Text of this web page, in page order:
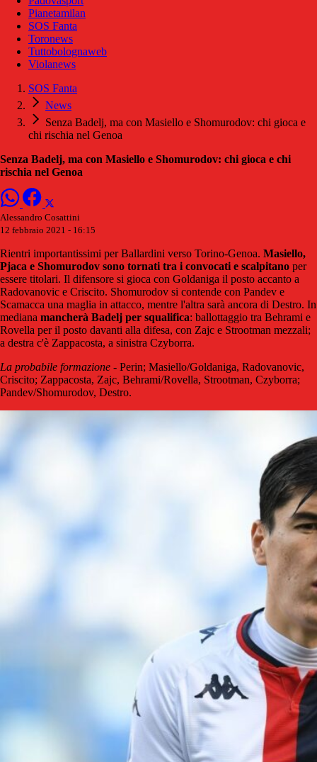
Pianetamilan
SOS Fanta
Toronews
Tuttobolognaweb
Violanews
SOS Fanta
News
Senza Badelj, ma con Masiello e Shomurodov: chi gioca e
chi rischia nel Genoa
Senza Badelj, ma con Masiello e Shomurodov: chi gioca e chi
rischia nel Genoa
Alessandro Cosattini
12 febbraio 2021 - 16:15
Rientri importantissimi per Ballardini verso Torino-Genoa. Masiello,
Pjaca e Shomurodov sono tornati tra i convocati e scalpitano per
essere titolari. Il difensore si gioca con Goldaniga il posto accanto a
Radovanovic e Criscito. Shomurodov si contende con Pandev e
Scamacca una maglia in attacco, mentre l'altra sarà ancora di Destro. In
mediana mancherà Badelj per squalifica: ballottaggio tra Behrami e
Rovella per il posto davanti alla difesa, con Zajc e Strootman mezzali;
a destra c'è Zappacosta, a sinistra Czyborra.
La probabile formazione - Perin; Masiello/Goldaniga, Radovanovic,
Criscito; Zappacosta, Zajc, Behrami/Rovella, Strootman, Czyborra;
Pandev/Shomurodov, Destro.